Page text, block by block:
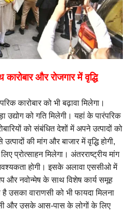
और रोजगार में वृद्धि
कारोबार को भी बढ़ावा मिलेगा।
उद्योग को गति मिलेगी। यहां के पारंपरिक
को संबंधित देशों में अपने उत्‍पादों को
की मांग और बाजार में वृद्धि होगी,
प्रोत्साहन मिलेगा। अंतरराष्ट्रीय मांग
होगी। इसके अलावा एससीओ में
और नवोन्मेष के साथ विशेष कार्य समूह
उसका वाराणसी को भी फायदा मिलना
और उसके आस-पास के लोगों के लिए